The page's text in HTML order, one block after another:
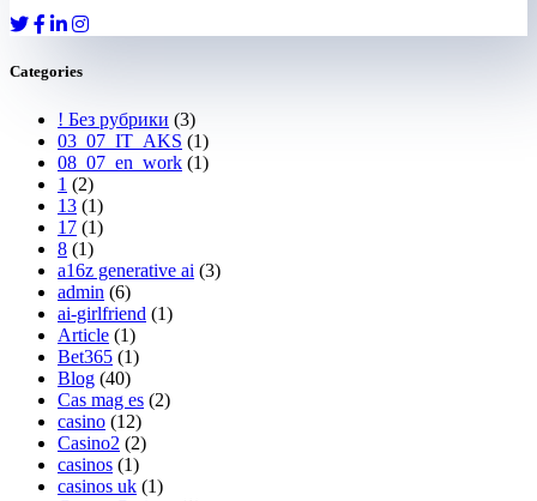
Categories
! Без рубрики (3)
03_07_IT_AKS (1)
08_07_en_work (1)
1 (2)
13 (1)
17 (1)
8 (1)
a16z generative ai (3)
admin (6)
ai-girlfriend (1)
Article (1)
Bet365 (1)
Blog (40)
Cas mag es (2)
casino (12)
Casino2 (2)
casinos (1)
casinos uk (1)